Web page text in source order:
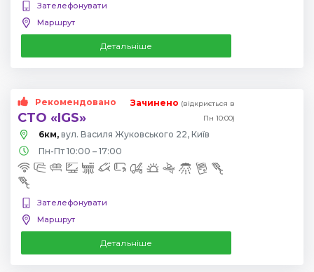
Зателефонувати
Маршрут
Детальніше
Рекомендовано
СТО «IGS»
Зачинено (відкриється в
Пн 10:00)
6км, вул. Василя Жуковського 22, Київ
Пн-Пт 10:00 – 17:00
Зателефонувати
Маршрут
Детальніше